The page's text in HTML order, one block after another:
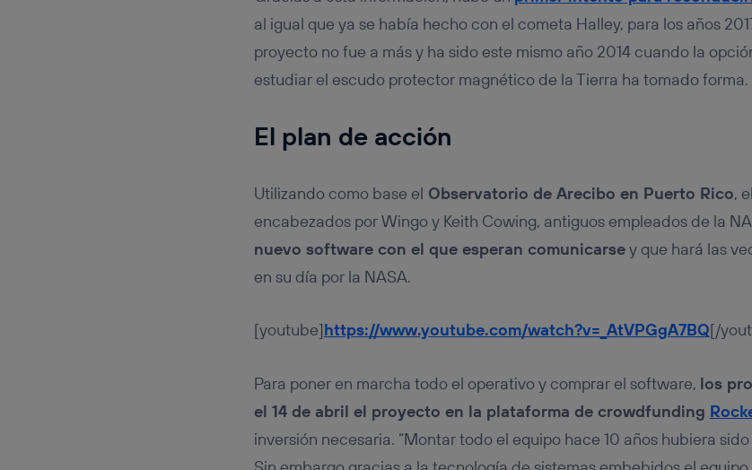
al igual que ya se había hecho con el cometa Halley, para los años
proyecto no fue a más y ha sido este mismo año 2014 cuando la
estudiar el escudo protector magnético de la Tierra ha tomado forma.
El plan de acción
Utilizando como base el Observatorio de Arecibo en Puerto Rico,
encabezados por Wingo y Keith Cowing, antiguos empleados de la
nuevo software con el que esperan comunicarsey que hará las
en su día por la NASA.
[youtube]https://www.youtube.com/watch?v=_AtVPGgA7BQ[/
Para poner en marcha todo el operativo y comprar el software, los
el 14 de abril el proyecto en la plataforma de crowdfunding
inversión necesaria. “Montar todo el equipo hace 10 años hubiera